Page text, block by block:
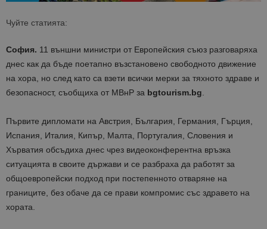
Чуйте статията:
София. 11 външни министри от Европейския съюз разговаряха
днес как да бъде поетапно възстановено свободното движение
на хора, но след като са взети всички мерки за тяхното здраве и
безопасност, съобщиха от МВнР за bgtourism.bg.
Първите дипломати на Австрия, България, Германия, Гърция,
Испания, Италия, Кипър, Малта, Португалия, Словения и
Хърватия обсъдиха днес чрез видеоконферентна връзка
ситуацията в своите държави и се разбраха да работят за
общоевропейски подход при постепенното отваряне на
границите, без обаче да се прави компромис със здравето на
хората.